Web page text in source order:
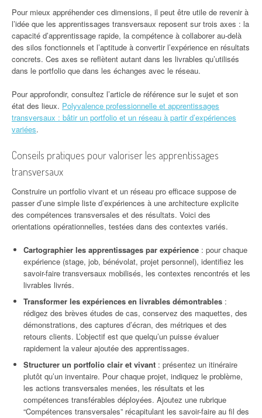
Pour mieux appréhender ces dimensions, il peut être utile de revenir à
l’idée que les apprentissages transversaux reposent sur trois axes : la
capacité d’apprentissage rapide, la compétence à collaborer au-delà
des silos fonctionnels et l’aptitude à convertir l’expérience en résultats
concrets. Ces axes se reflètent autant dans les livrables qu’utilisés
dans le portfolio que dans les échanges avec le réseau.
Pour approfondir, consultez l’article de référence sur le sujet et son
état des lieux. Polyvalence professionnelle et apprentissages
transversaux : bâtir un portfolio et un réseau à partir d’expériences
variées.
Conseils pratiques pour valoriser les apprentissages
transversaux
Construire un portfolio vivant et un réseau pro efficace suppose de
passer d’une simple liste d’expériences à une architecture explicite
des compétences transversales et des résultats. Voici des
orientations opérationnelles, testées dans des contextes variés.
Cartographier les apprentissages par expérience : pour chaque
expérience (stage, job, bénévolat, projet personnel), identifiez les
savoir-faire transversaux mobilisés, les contextes rencontrés et les
livrables livrés.
Transformer les expériences en livrables démontrables :
rédigez des brèves études de cas, conservez des maquettes, des
démonstrations, des captures d’écran, des métriques et des
retours clients. L’objectif est que quelqu’un puisse évaluer
rapidement la valeur ajoutée des apprentissages.
Structurer un portfolio clair et vivant : présentez un itinéraire
plutôt qu’un inventaire. Pour chaque projet, indiquez le problème,
les actions transversales menées, les résultats et les
compétences transférables déployées. Ajoutez une rubrique
“Compétences transversales” récapitulant les savoir-faire au fil des